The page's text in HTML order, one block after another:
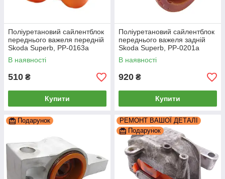
Поліуретановий сайлентблок
переднього важеля передній
Skoda Superb, PP-0163a
В наявності
510 ₴
Купити
Поліуретановий сайлентблок
переднього важеля задній
Skoda Superb, PP-0201a
В наявності
920 ₴
Купити
Подарунок
РЕМОНТ ВАШОЇ ДЕТАЛІ
Подарунок